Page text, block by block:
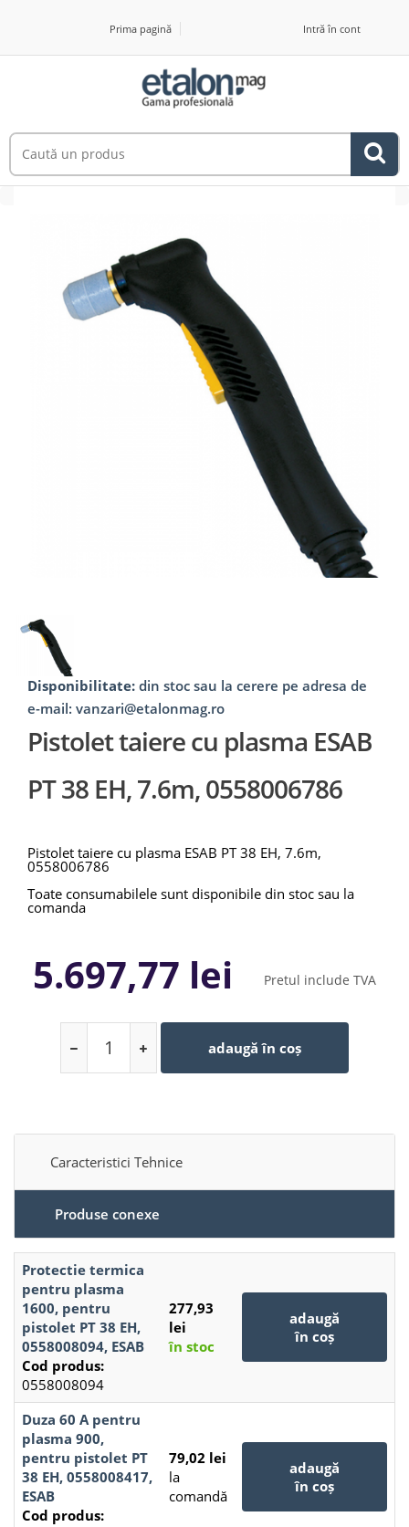
Prima pagină Intră în cont
Disponibilitate: din stoc sau la cerere pe adresa de
e-mail: vanzari@etalonmag.ro
Pistolet taiere cu plasma ESAB
PT 38 EH, 7.6m, 0558006786
Pistolet taiere cu plasma ESAB PT 38 EH, 7.6m,
0558006786
Toate consumabilele sunt disponibile din stoc sau la
comanda
5.697,77 lei Pretul include TVA
adaugă în coș
Caracteristici Tehnice
Produse conexe
Protectie termica
pentru plasma
1600, pentru
pistolet PT 38 EH,
0558008094, ESAB
Cod produs:
0558008094
277,93
lei
în stoc
adaugă
în coș
Duza 60 A pentru
plasma 900,
pentru pistolet PT
38 EH, 0558008417,
ESAB
Cod produs:
79,02 lei
la
comandă
adaugă
în coș